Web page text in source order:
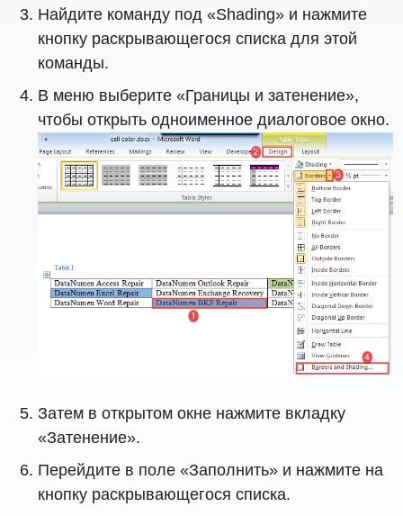
Найдите команду под «Shading» и нажмите
кнопку раскрывающегося списка для этой
команды.
В меню выберите «Границы и затенение»,
чтобы открыть одноименное диалоговое окно.
Затем в открытом окне нажмите вкладку
«Затенение».
Перейдите в поле «Заполнить» и нажмите на
кнопку раскрывающегося списка.